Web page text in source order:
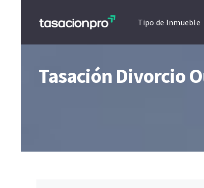
Tipo de Inmueble
Tasación Divorcio